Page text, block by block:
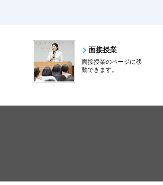
面接授業
面接授業のページに移
動できます。